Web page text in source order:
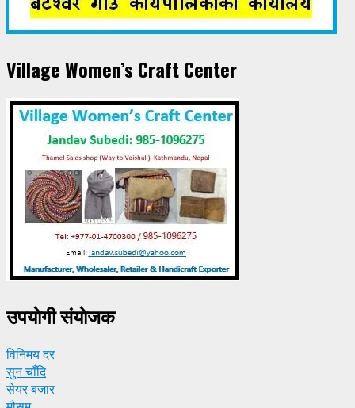
Village Women’s Craft Center
उपयाेगी संयाेजक
विनिमय दर
सुन चाँदि
सेयर बजार